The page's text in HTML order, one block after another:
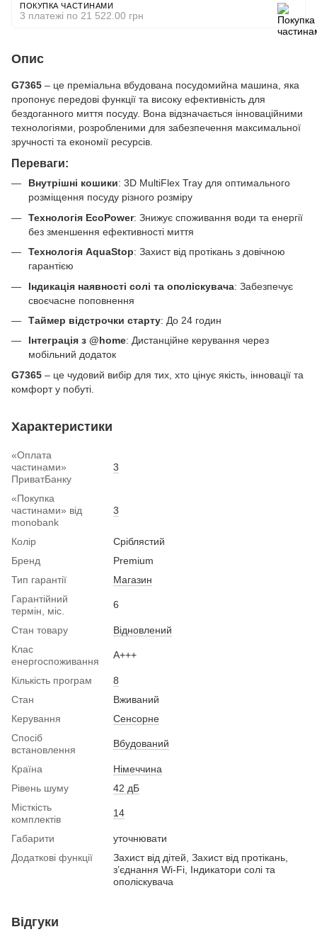
ПОКУПКА ЧАСТИНАМИ
3 платежі по 21 522.00 грн
Опис
G7365 – це преміальна вбудована посудомийна машина, яка
пропонує передові функції та високу ефективність для
бездоганного миття посуду. Вона відзначається інноваційними
технологіями, розробленими для забезпечення максимальної
зручності та економії ресурсів.
Переваги:
Внутрішні кошики: 3D MultiFlex Tray для оптимального
розміщення посуду різного розміру
Технологія EcoPower: Знижує споживання води та енергії
без зменшення ефективності миття
Технологія AquaStop: Захист від протікань з довічною
гарантією
Індикація наявності солі та ополіскувача: Забезпечує
своєчасне поповнення
Таймер відстрочки старту: До 24 годин
Інтеграція з @home: Дистанційне керування через
мобільний додаток
G7365 – це чудовий вибір для тих, хто цінує якість, інновації та
комфорт у побуті.
Характеристики
«Оплата
частинами»
ПриватБанку
3
«Покупка
частинами» від
monobank
3
Колір
Сріблястий
Бренд
Premium
Тип гарантії
Магазин
Гарантійний
термін, міс.
6
Стан товару
Вiдновлений
Клас
енергоспоживання
A+++
Кількість програм
8
Стан
Вживаний
Керування
Сенсорне
Спосіб
встановлення
Вбудований
Країна
Німеччина
Рівень шуму
42 дБ
Місткість
комплектів
14
Габарити
уточнювати
Додаткові функції
Захист від дітей, Захист від протікань,
з’єднання Wi-Fi, Індикатори солі та
ополіскувача
Відгуки